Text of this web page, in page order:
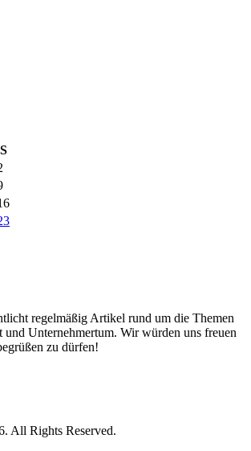
S
regelmäßig Artikel rund um die Themen
und Unternehmertum. Wir würden uns freuen
zu dürfen!
All Rights Reserved.